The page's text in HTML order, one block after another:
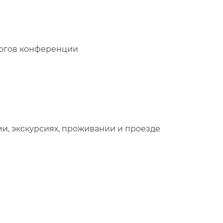
конференции
экскурсиях, проживании и проезде